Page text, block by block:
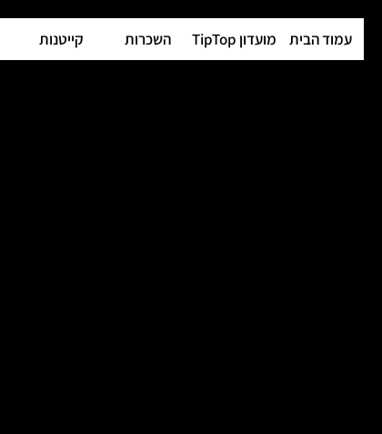
עמוד הבית מועדון TipTop השכרות קייטנות